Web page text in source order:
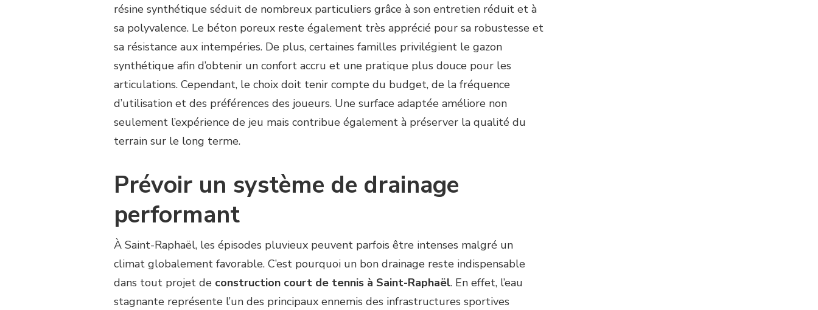
résine synthétique séduit de nombreux particuliers grâce à son entretien réduit et à
sa polyvalence. Le béton poreux reste également très apprécié pour sa robustesse et
sa résistance aux intempéries. De plus, certaines familles privilégient le gazon
synthétique afin d’obtenir un confort accru et une pratique plus douce pour les
articulations. Cependant, le choix doit tenir compte du budget, de la fréquence
d’utilisation et des préférences des joueurs. Une surface adaptée améliore non
seulement l’expérience de jeu mais contribue également à préserver la qualité du
terrain sur le long terme.
Prévoir un système de drainage
performant
À Saint-Raphaël, les épisodes pluvieux peuvent parfois être intenses malgré un
climat globalement favorable. C’est pourquoi un bon drainage reste indispensable
dans tout projet de construction court de tennis à Saint-Raphaël. En effet, l’eau
stagnante représente l’un des principaux ennemis des infrastructures sportives